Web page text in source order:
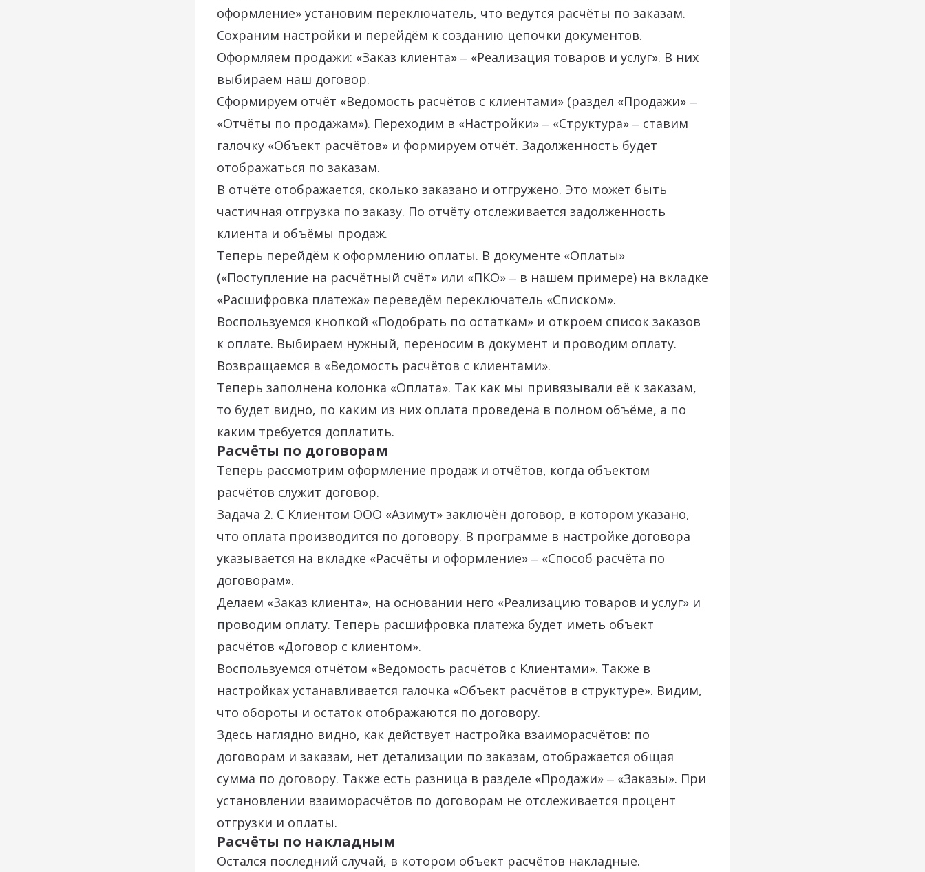
оформление» установим переключатель, что ведутся расчёты по заказам.
Сохраним настройки и перейдём к созданию цепочки документов.
Оформляем продажи: «Заказ клиента» ‒ «Реализация товаров и услуг». В них
выбираем наш договор.
Сформируем отчёт «Ведомость расчётов с клиентами» (раздел «Продажи» ‒
«Отчёты по продажам»). Переходим в «Настройки» ‒ «Структура» ‒ ставим
галочку «Объект расчётов» и формируем отчёт. Задолженность будет
отображаться по заказам.
В отчёте отображается, сколько заказано и отгружено. Это может быть
частичная отгрузка по заказу. По отчёту отслеживается задолженность
клиента и объёмы продаж.
Теперь перейдём к оформлению оплаты. В документе «Оплаты»
(«Поступление на расчётный счёт» или «ПКО» ‒ в нашем примере) на вкладке
«Расшифровка платежа» переведём переключатель «Списком».
Воспользуемся кнопкой «Подобрать по остаткам» и откроем список заказов
к оплате. Выбираем нужный, переносим в документ и проводим оплату.
Возвращаемся в «Ведомость расчётов с клиентами».
Теперь заполнена колонка «Оплата». Так как мы привязывали её к заказам,
то будет видно, по каким из них оплата проведена в полном объёме, а по
каким требуется доплатить.
Расчёты по договорам
Теперь рассмотрим оформление продаж и отчётов, когда объектом
расчётов служит договор.
Задача 2. С Клиентом ООО «Азимут» заключён договор, в котором указано,
что оплата производится по договору. В программе в настройке договора
указывается на вкладке «Расчёты и оформление» ‒ «Способ расчёта по
договорам».
Делаем «Заказ клиента», на основании него «Реализацию товаров и услуг» и
проводим оплату. Теперь расшифровка платежа будет иметь объект
расчётов «Договор с клиентом».
Воспользуемся отчётом «Ведомость расчётов с Клиентами». Также в
настройках устанавливается галочка «Объект расчётов в структуре». Видим,
что обороты и остаток отображаются по договору.
Здесь наглядно видно, как действует настройка взаиморасчётов: по
договорам и заказам, нет детализации по заказам, отображается общая
сумма по договору. Также есть разница в разделе «Продажи» ‒ «Заказы». При
установлении взаиморасчётов по договорам не отслеживается процент
отгрузки и оплаты.
Расчёты по накладным
Остался последний случай, в котором объект расчётов накладные.